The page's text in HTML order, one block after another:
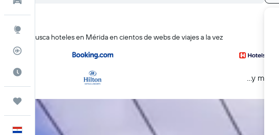
Trips
Español
KAYAK busca hoteles en Mérida en cientos de webs de viajes a la vez
...y más